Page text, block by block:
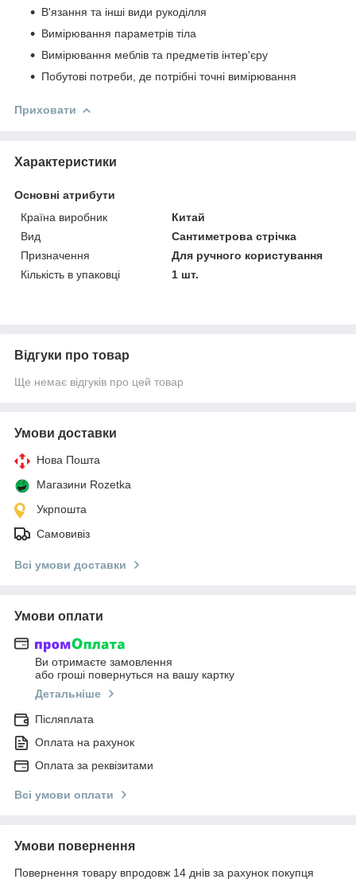
В'язання та інші види рукоділля
Вимірювання параметрів тіла
Вимірювання меблів та предметів інтер'єру
Побутові потреби, де потрібні точні вимірювання
Приховати
Характеристики
Основні атрибути
Країна виробник
Китай
Вид
Сантиметрова стрічка
Призначення
Для ручного користування
Кількість в упаковці
1 шт.
Відгуки про товар
Ще немає відгуків про цей товар
Умови доставки
Нова Пошта
Магазини Rozetka
Укрпошта
Самовивіз
Всі умови доставки
Умови оплати
Ви отримаєте замовлення
або гроші повернуться на вашу картку
Детальніше
Післяплата
Оплата на рахунок
Оплата за реквізитами
Всі умови оплати
Умови повернення
Повернення товару впродовж 14 днів за рахунок покупця